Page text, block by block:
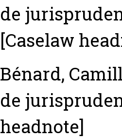
de
[Caselaw
Bénard,
de
headnote]